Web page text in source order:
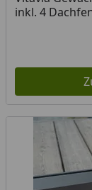
inkl. 4